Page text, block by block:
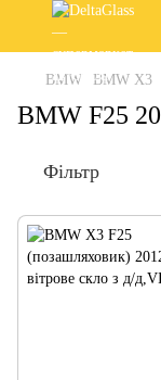
BMW BMW X3
BMW F25
Фільтр